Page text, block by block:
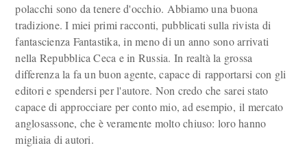
polacchi sono da tenere d'occhio. Abbiamo una buona
tradizione. I miei primi racconti, pubblicati sulla rivista di
fantascienza Fantastika, in meno di un anno sono arrivati
nella Repubblica Ceca e in Russia. In realtà la grossa
differenza la fa un buon agente, capace di rapportarsi con gli
editori e spendersi per l'autore. Non credo che sarei stato
capace di approcciare per conto mio, ad esempio, il mercato
anglosassone, che è veramente molto chiuso: loro hanno
migliaia di autori.